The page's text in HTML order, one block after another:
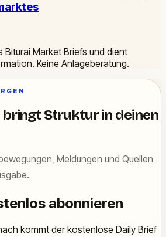
Biturai Market Briefs und dient
Keine Anlageberatung.
bringt Struktur in deinen
Meldungen und Quellen
abonnieren
kommt der kostenlose Daily Brief